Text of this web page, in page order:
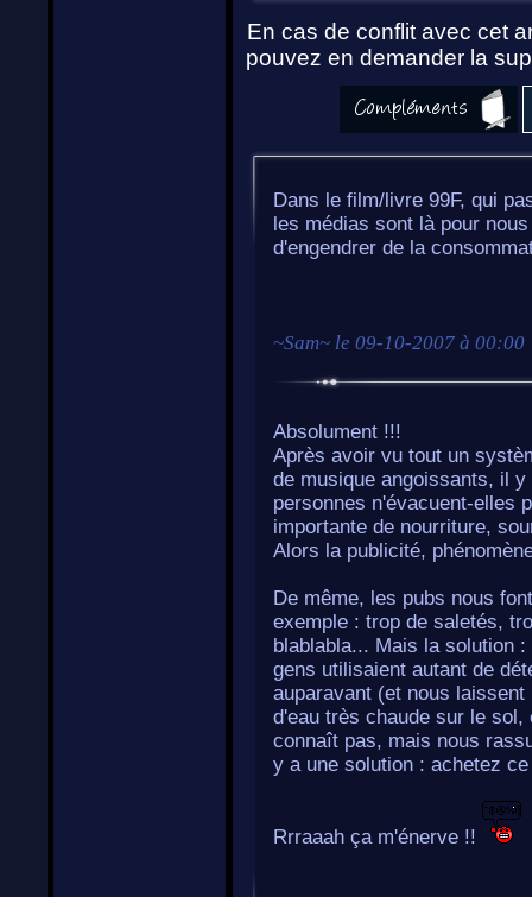
En cas de conflit avec cet
pouvez en demander la
Dans le film/livre 99F, qui
les médias sont là pour
d'engendrer de la
~Sam~ le 09-10-2007 à 00:00
Absolument !!!
Après avoir vu tout un
de musique angoissants, il
personnes n'évacuent-elles
importante de nourriture,
Alors la publicité,
De même, les pubs nous
exemple : trop de saletés,
blablabla... Mais la solution
gens utilisaient autant de
auparavant (et nous
d'eau très chaude sur le
connaît pas, mais nous
y a une solution : achetez
Rrraaah ça m'énerve !!